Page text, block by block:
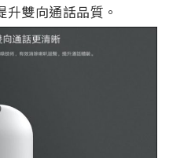
雙向通話品質。